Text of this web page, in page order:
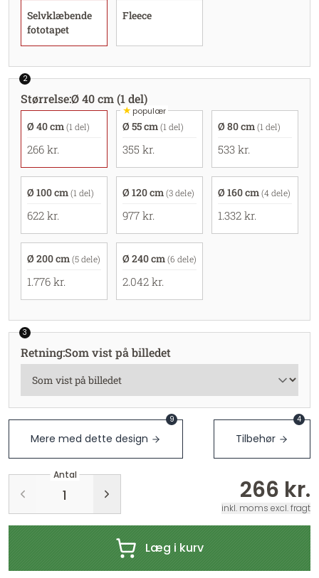
Selvklæbende
fototapet
Fleece
2
Størrelse:Ø 40 cm (1 del)
Ø 40 cm (1 del)
266 kr.
★populær
Ø 55 cm (1 del)
355 kr.
Ø 80 cm (1 del)
533 kr.
Ø 100 cm (1 del)
622 kr.
Ø 120 cm (3 dele)
977 kr.
Ø 160 cm (4 dele)
1.332 kr.
Ø 200 cm (5 dele)
1.776 kr.
Ø 240 cm (6 dele)
2.042 kr.
3
Retning:Som vist på billedet
Mere med dette design
9
Tilbehør
4
Antal
266 kr.
inkl. moms excl. fragt
Læg i kurv